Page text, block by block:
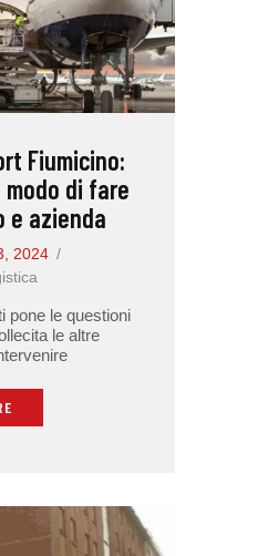
Fiumicino:
di fare
e azienda
2024
pone le questioni
le altre